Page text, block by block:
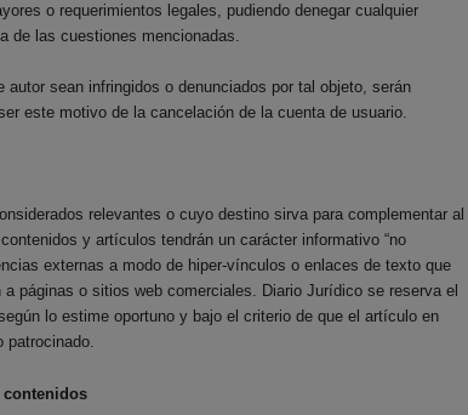
o requerimientos legales, pudiendo denegar cualquier
de las cuestiones mencionadas.
sean infringidos o denunciados por tal objeto, serán
este motivo de la cancelación de la cuenta de usuario.
relevantes o cuyo destino sirva para complementar al
y artículos tendrán un carácter informativo “no
externas a modo de hiper-vínculos o enlaces de texto que
páginas o sitios web comerciales. Diario Jurídico se reserva el
lo estime oportuno y bajo el criterio de que el artículo en
patrocinado.